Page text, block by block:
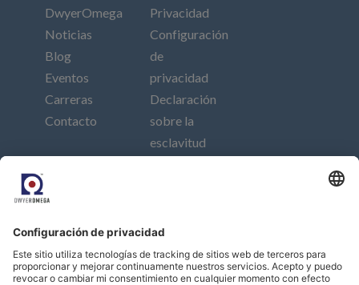
DwyerOmega
Noticias
Blog
Eventos
Carreras
Contacto
Privacidad
Configuración
de
privacidad
Declaración
sobre la
esclavitud
Connect